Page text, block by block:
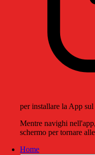
per installare la App
Mentre navighi
schermo per tornare
Home